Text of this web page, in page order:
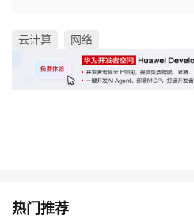
云计算 网络
热门推荐